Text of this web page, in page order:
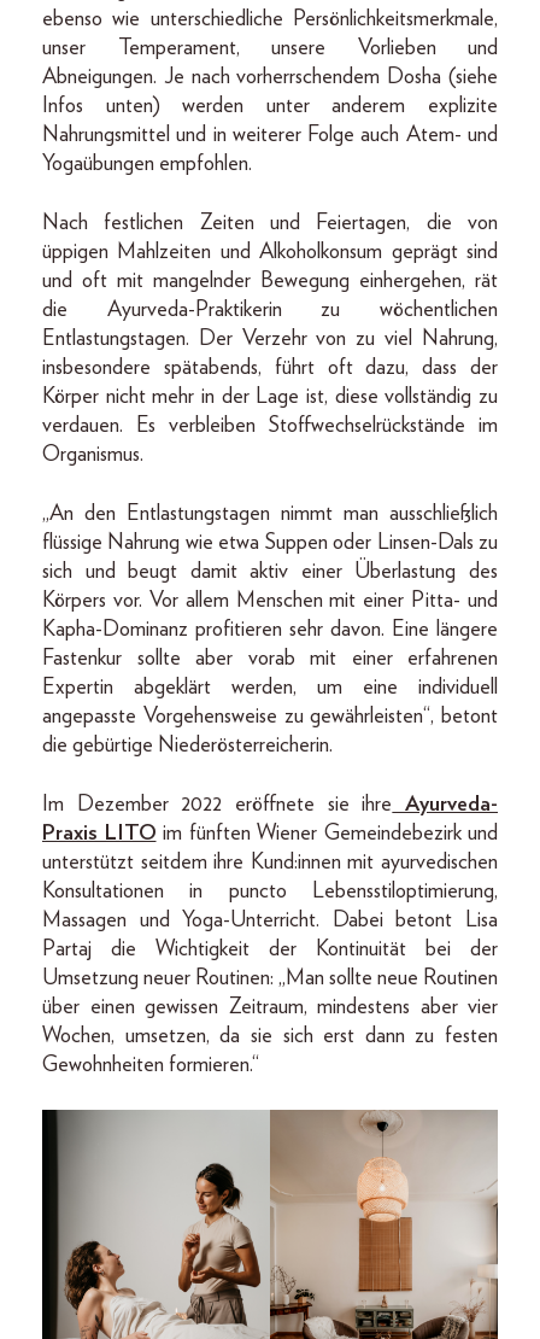
ebenso wie unterschiedliche Persönlichkeitsmerkmale,
unser Temperament, unsere Vorlieben und
Abneigungen. Je nach vorherrschendem Dosha (siehe
Infos unten) werden unter anderem explizite
Nahrungsmittel und in weiterer Folge auch Atem- und
Yogaübungen empfohlen.
Nach festlichen Zeiten und Feiertagen, die von
üppigen Mahlzeiten und Alkoholkonsum geprägt sind
und oft mit mangelnder Bewegung einhergehen, rät
die Ayurveda-Praktikerin zu wöchentlichen
Entlastungstagen. Der Verzehr von zu viel Nahrung,
insbesondere spätabends, führt oft dazu, dass der
Körper nicht mehr in der Lage ist, diese vollständig zu
verdauen. Es verbleiben Stoffwechselrückstände im
Organismus.
„An den Entlastungstagen nimmt man ausschließlich
flüssige Nahrung wie etwa Suppen oder Linsen-Dals zu
sich und beugt damit aktiv einer Überlastung des
Körpers vor. Vor allem Menschen mit einer Pitta- und
Kapha-Dominanz profitieren sehr davon. Eine längere
Fastenkur sollte aber vorab mit einer erfahrenen
Expertin abgeklärt werden, um eine individuell
angepasste Vorgehensweise zu gewährleisten“, betont
die gebürtige Niederösterreicherin.
Im Dezember 2022 eröffnete sie ihre Ayurveda-
Praxis LITO im fünften Wiener Gemeindebezirk und
unterstützt seitdem ihre Kund:innen mit ayurvedischen
Konsultationen in puncto Lebensstiloptimierung,
Massagen und Yoga-Unterricht. Dabei betont Lisa
Partaj die Wichtigkeit der Kontinuität bei der
Umsetzung neuer Routinen: „Man sollte neue Routinen
über einen gewissen Zeitraum, mindestens aber vier
Wochen, umsetzen, da sie sich erst dann zu festen
Gewohnheiten formieren.“